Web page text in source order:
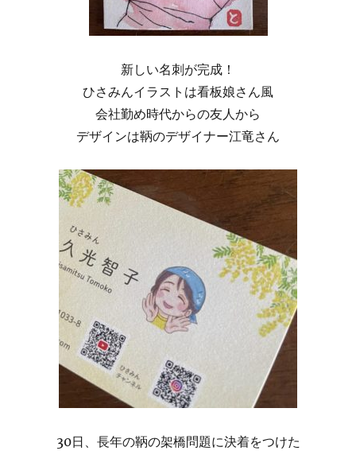
新しい名刺が完成！
ひさみんイラストは看板娘さん風
会社勤め時代からの友人から
デザインは鞆のデザイナー江竜さん
30日、長年の鞆の架橋問題に決着をつけた